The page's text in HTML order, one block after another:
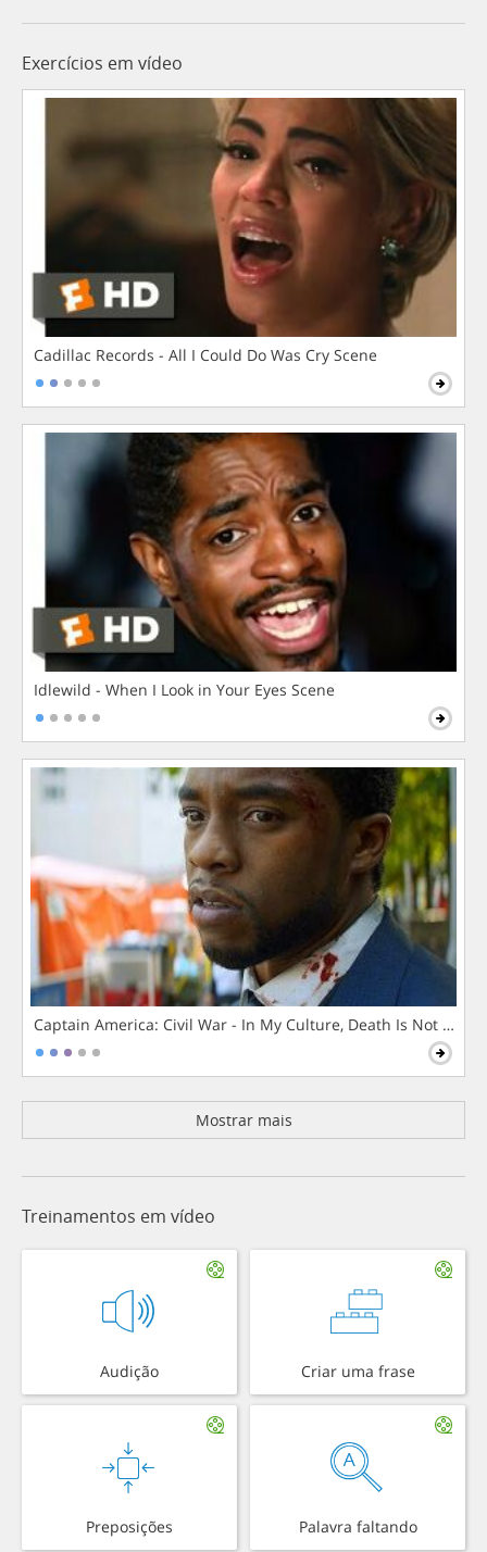
Exercícios em vídeo
Cadillac Records - All I Could Do Was Cry Scene
Idlewild - When I Look in Your Eyes Scene
Captain America: Civil War - In My Culture, Death Is Not The
Mostrar mais
Treinamentos em vídeo
Audição Criar uma frase
Preposições Palavra faltando